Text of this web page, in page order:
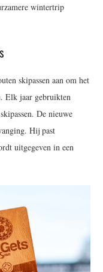
wintertrip
skipassen aan om het
Elk jaar gebruikten
De nieuwe
Hij past
uitgegeven in een